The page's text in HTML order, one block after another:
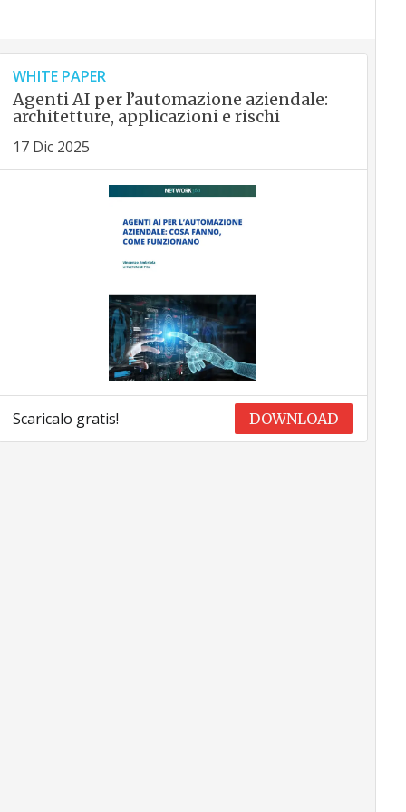
WHITE PAPER
Agenti AI per l’automazione aziendale:
architetture, applicazioni e rischi
17 Dic 2025
Scaricalo gratis! DOWNLOAD